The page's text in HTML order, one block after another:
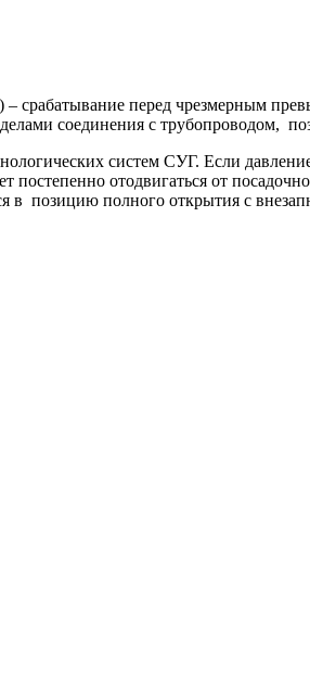
срабатывание перед чрезмерным
соединения с
систем СУГ. Если
отодвигаться от
в позицию полного открытия с